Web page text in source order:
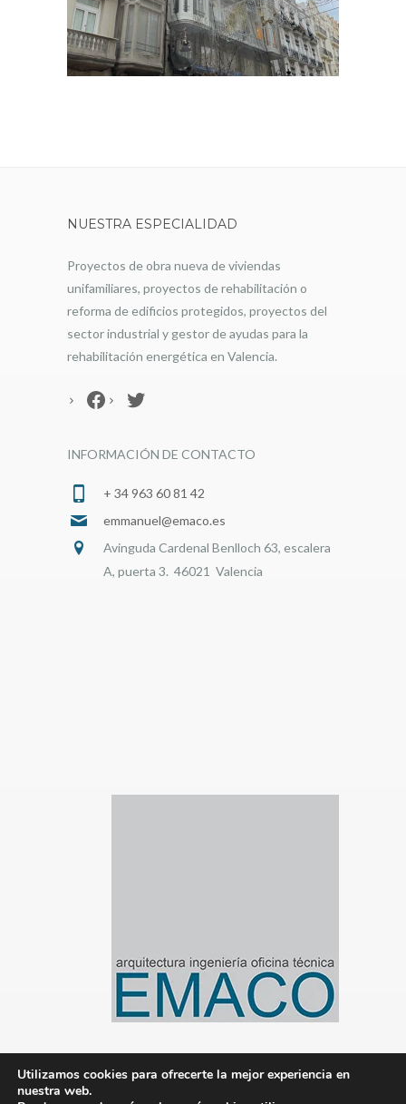
NUESTRA ESPECIALIDAD
Proyectos de obra nueva de viviendas
unifamiliares, proyectos de rehabilitación o
reforma de edificios protegidos, proyectos del
sector industrial y gestor de ayudas para la
rehabilitación energética en Valencia.
Facebook
Twitter
INFORMACIÓN DE CONTACTO
+ 34 963 60 81 42
emmanuel@emaco.es
Avinguda Cardenal Benlloch 63, escalera
A, puerta 3. 46021 Valencia
© 2020-2024 Emaco Gestión de Proyectos S.L.
Utilizamos cookies para ofrecerte la mejor experiencia en
nuestra web.